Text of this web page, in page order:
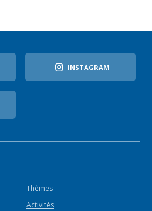
INSTAGRAM
Thèmes
Activités